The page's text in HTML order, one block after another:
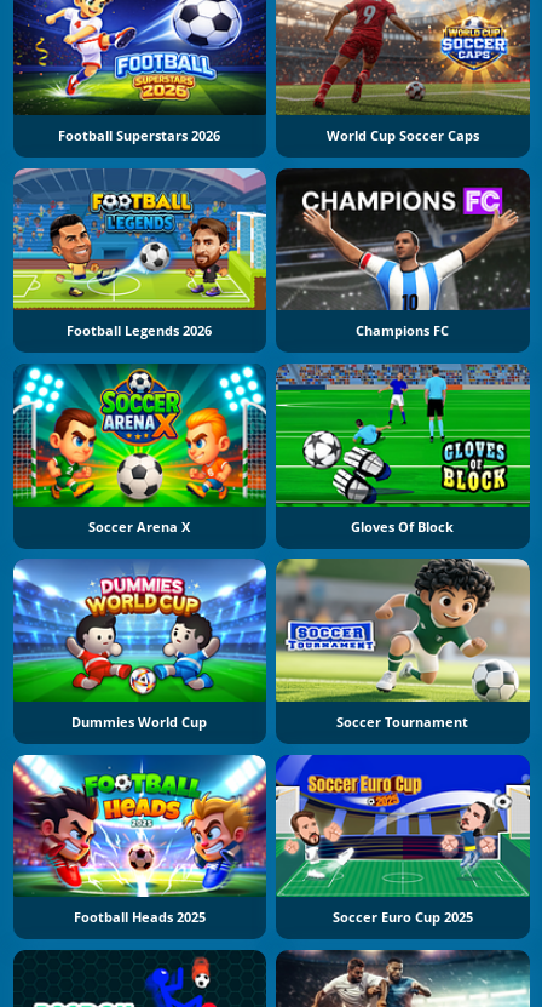
Football Superstars 2026 World Cup Soccer Caps
Football Legends 2026 Champions FC
Soccer Arena X Gloves Of Block
Dummies World Cup Soccer Tournament
Football Heads 2025 Soccer Euro Cup 2025